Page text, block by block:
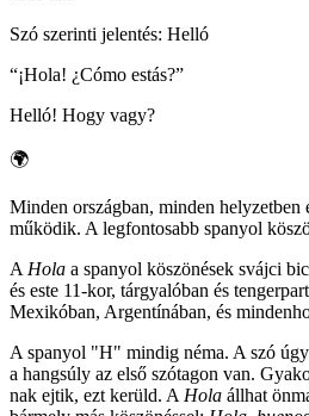
Szó szerinti jelentés: Helló
“¡Hola! ¿Cómo estás?”
Helló! Hogy vagy?
🌍
Minden országban, minden helyzetben
működik. A legfontosabb spanyol
A Hola a spanyol köszönések svájci
és este 11-kor, tárgyalóban és
Mexikóban, Argentínában, és
A spanyol "H" mindig néma. A szó
a hangsúly az első szótagon van.
nak ejtik, ezt kerüld. A Hola állhat